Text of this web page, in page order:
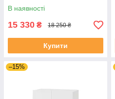
В наявності
15 330 ₴ 18 250 ₴
Купити
–15%